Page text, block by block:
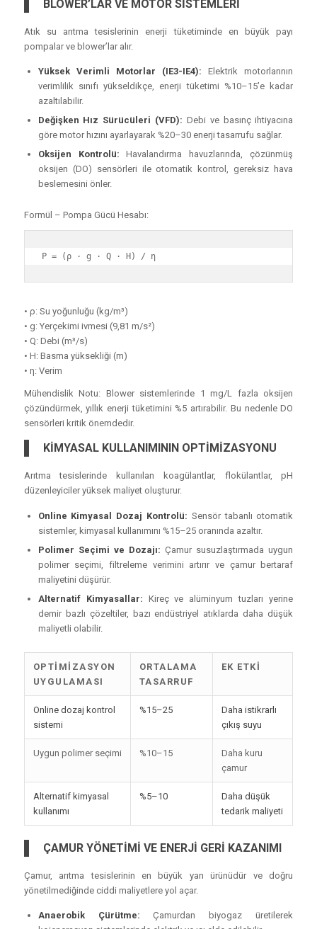
BLOWER’LAR VE MOTOR SİSTEMLERİ
Atık su arıtma tesislerinin enerji tüketiminde en büyük payı
pompalar ve blower’lar alır.
Yüksek Verimli Motorlar (IE3-IE4): Elektrik motorlarının
verimlilik sınıfı yükseldikçe, enerji tüketimi %10–15’e kadar
azaltılabilir.
Değişken Hız Sürücüleri (VFD): Debi ve basınç ihtiyacına
göre motor hızını ayarlayarak %20–30 enerji tasarrufu sağlar.
Oksijen Kontrolü: Havalandırma havuzlarında, çözünmüş
oksijen (DO) sensörleri ile otomatik kontrol, gereksiz hava
beslemesini önler.
Formül – Pompa Gücü Hesabı:
P = (ρ ⋅ g ⋅ Q ⋅ H) / η
• ρ: Su yoğunluğu (kg/m³)
• g: Yerçekimi ivmesi (9,81 m/s²)
• Q: Debi (m³/s)
• H: Basma yüksekliği (m)
• η: Verim
Mühendislik Notu: Blower sistemlerinde 1 mg/L fazla oksijen
çözündürmek, yıllık enerji tüketimini %5 artırabilir. Bu nedenle DO
sensörleri kritik önemdedir.
KİMYASAL KULLANIMININ OPTİMİZASYONU
Arıtma tesislerinde kullanılan koagülantlar, flokülantlar, pH
düzenleyiciler yüksek maliyet oluşturur.
Online Kimyasal Dozaj Kontrolü: Sensör tabanlı otomatik
sistemler, kimyasal kullanımını %15–25 oranında azaltır.
Polimer Seçimi ve Dozajı: Çamur susuzlaştırmada uygun
polimer seçimi, filtreleme verimini artırır ve çamur bertaraf
maliyetini düşürür.
Alternatif Kimyasallar: Kireç ve alüminyum tuzları yerine
demir bazlı çözeltiler, bazı endüstriyel atıklarda daha düşük
maliyetli olabilir.
OPTIMIZASYON
UYGULAMASI
ORTALAMA
TASARRUF
EK ETKI
Online dozaj kontrol
sistemi
%15–25
Daha istikrarlı
çıkış suyu
Uygun polimer seçimi %10–15
Daha kuru
çamur
Alternatif kimyasal
kullanımı
%5–10
Daha düşük
tedarik maliyeti
ÇAMUR YÖNETİMİ VE ENERJİ GERİ KAZANIMI
Çamur, arıtma tesislerinin en büyük yan ürünüdür ve doğru
yönetilmediğinde ciddi maliyetlere yol açar.
Anaerobik Çürütme: Çamurdan biyogaz üretilerek